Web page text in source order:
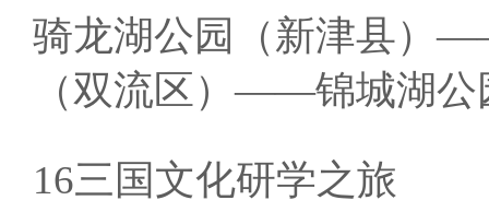
骑龙湖公园（新津县）
（双流区）——锦城湖公
16三国文化研学之旅